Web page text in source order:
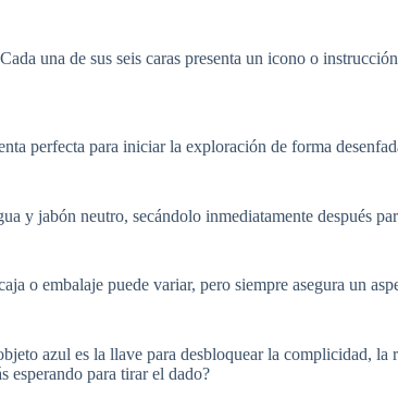
una de sus seis caras presenta un icono o
perfecta para iniciar la exploración de forma
y jabón neutro, secándolo inmediatamente después
o embalaje puede variar, pero siempre asegura un
azul es la llave para desbloquear la complicidad,
esperando para tirar el dado?